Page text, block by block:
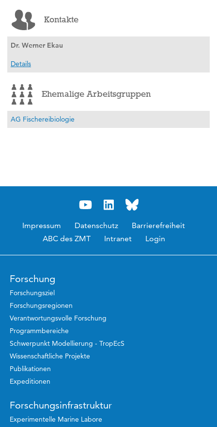
Kontakte
Dr. Werner Ekau
Details
Ehemalige Arbeitsgruppen
AG Fischereibiologie
Impressum Datenschutz
Barrierefreiheit
ABC des ZMT
Intranet Login
Forschung
Forschungsziel
Forschungsregionen
Verantwortungsvolle Forschung
Programmbereiche
Schwerpunkt Modellierung - TropEcS
Wissenschaftliche Projekte
Publikationen
Expeditionen
Forschungsinfrastruktur
Experimentelle Marine Labore